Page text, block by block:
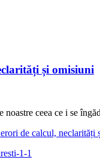
și omisiuni
ceea ce i se
de calcul, neclarități